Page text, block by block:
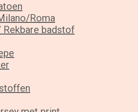
Roma
badstof